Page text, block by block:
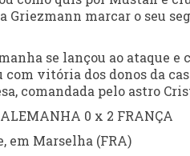
Griezmann marcar o seu
se lançou ao ataque
vitória dos donos da
comandada pelo astro
0 x 2 FRANÇA
em Marselha (FRA)